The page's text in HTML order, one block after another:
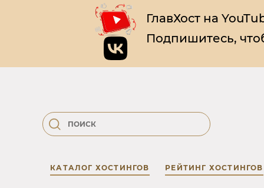
ГлавХост на
Подпишитесь,
КАТАЛОГ ХОСТИНГОВ РЕЙТИНГ ХОСТИНГОВ